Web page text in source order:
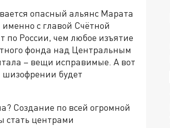
опасный альянс Марата
с главой Счётной
по России, чем любое изъятие
фонда над Центральным
– вещи исправимые. А вот
шизофрении будет
Создание по всей огромной
стать центрами